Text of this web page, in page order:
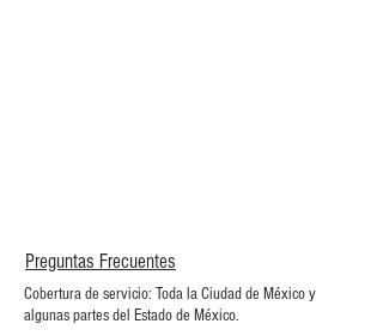
Preguntas Frecuentes
Cobertura de servicio: Toda la Ciudad de México y
algunas partes del Estado de México.